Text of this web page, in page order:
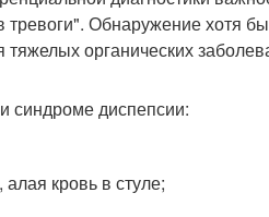
Обнаружение хотя
тяжелых органических
синдроме диспепсии:
кровь в стуле;